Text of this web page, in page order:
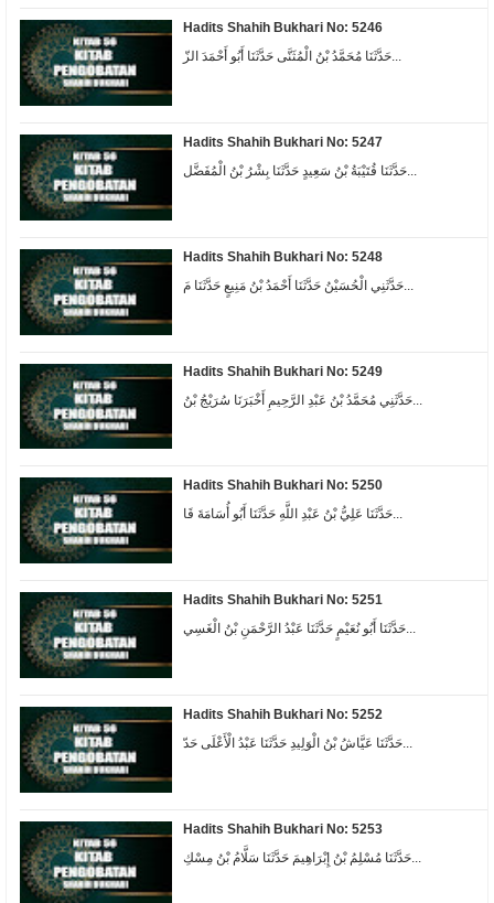
Hadits Shahih Bukhari No: 5246
حَدَّثَنَا مُحَمَّدُ بْنُ الْمُثَنَّى حَدَّثَنَا أَبُو أَحْمَدَ الزّ...
Hadits Shahih Bukhari No: 5247
حَدَّثَنَا قُتَيْبَةُ بْنُ سَعِيدٍ حَدَّثَنَا بِشْرُ بْنُ الْمُفَضَّل...
Hadits Shahih Bukhari No: 5248
Hadits Shahih Bukhari No: 5249
Hadits Shahih Bukhari No: 5250
حَدَّثَنَا عَلِيُّ بْنُ عَبْدِ اللَّهِ حَدَّثَنَا أَبُو أُسَامَةَ قَا...
Hadits Shahih Bukhari No: 5251
حَدَّثَنَا أَبُو نُعَيْمٍ حَدَّثَنَا عَبْدُ الرَّحْمَنِ بْنُ الْغَسِي...
Hadits Shahih Bukhari No: 5252
حَدَّثَنَا عَيَّاشُ بْنُ الْوَلِيدِ حَدَّثَنَا عَبْدُ الْأَعْلَى حَدّ...
Hadits Shahih Bukhari No: 5253
حَدَّثَنَا مُسْلِمُ بْنُ إِبْرَاهِيمَ حَدَّثَنَا سَلَّامُ بْنُ مِسْكِ...